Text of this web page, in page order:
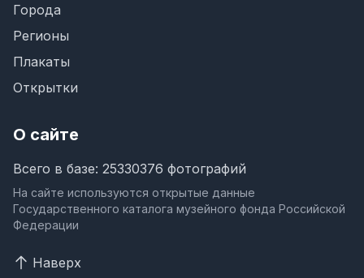
Города
Регионы
Плакаты
Открытки
О сайте
Всего в базе: 25330376 фотографий
На сайте используются открытые данные
Государственного каталога музейного фонда Российской
Федерации
Наверх